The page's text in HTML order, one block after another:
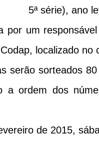
5ª série), ano
por um
localizado no
serão sorteados
a ordem dos
de 2015,